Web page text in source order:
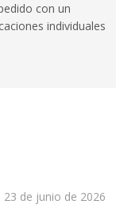
con un
individuales
23 de junio de 2026